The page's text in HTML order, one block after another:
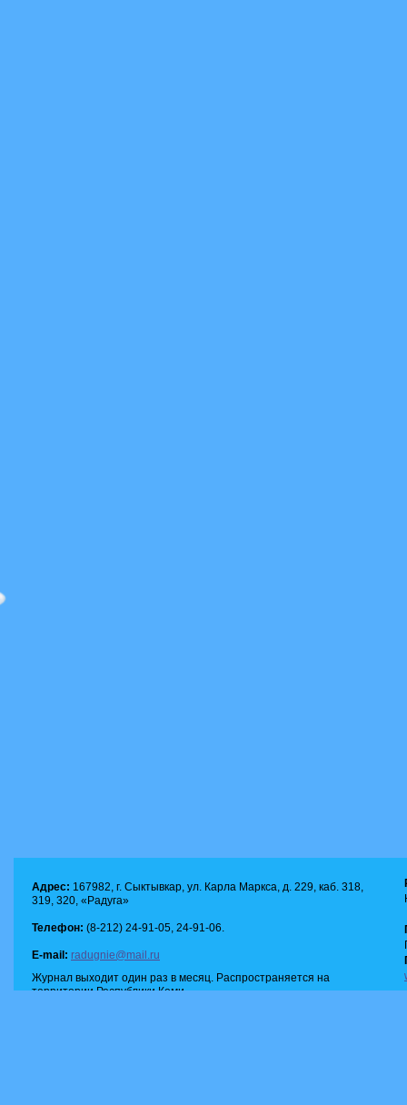
Адрес: 167982, г. Сыктывкар, ул. Карла Маркса, д. 229, каб. 318,
319, 320, «Радуга»
Телефон: (8-212) 24-91-05, 24-91-06.
E-mail: radugnie@mail.ru
Журнал выходит один раз в месяц. Распространяется на
территории Республики Коми.